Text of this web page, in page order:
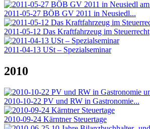
2011-05-27 BÖB GV 2011 in Neusiedl...
2011-05-12 Das Kraftfahrzeug im Steuerrecht
2011-04-13 USt – Spezialseminar
2010
2010-10-22 PV und RW in Gastronomie...
2010-09-24 Kärntner Steuertage